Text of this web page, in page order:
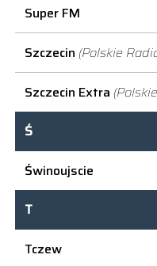
Super FM
Szczecin (Polskie
Szczecin Extra
Ś
Świnoujscie
T
Tczew